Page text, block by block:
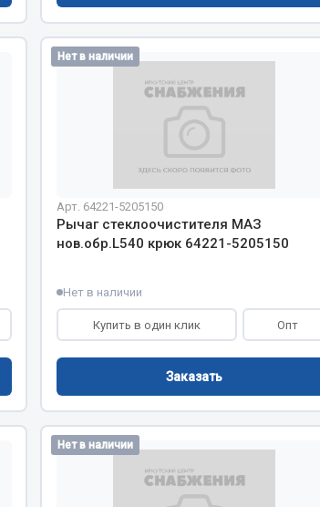
Фильтры
Автоторг
Дифа
Цитрон
Весь раздел
Стяжки, тросы, канаты
Стропы
Стяжки
Нет в наличии
Арт. 64221-5205150
Рычаг стеклоочистителя МАЗ
нов.обр.L540 крюк 64221-5205150
Нет в наличии
Купить в один клик Опт
Заказать
Нет в наличии